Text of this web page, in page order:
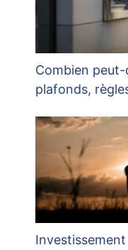
Combien
plafonds,